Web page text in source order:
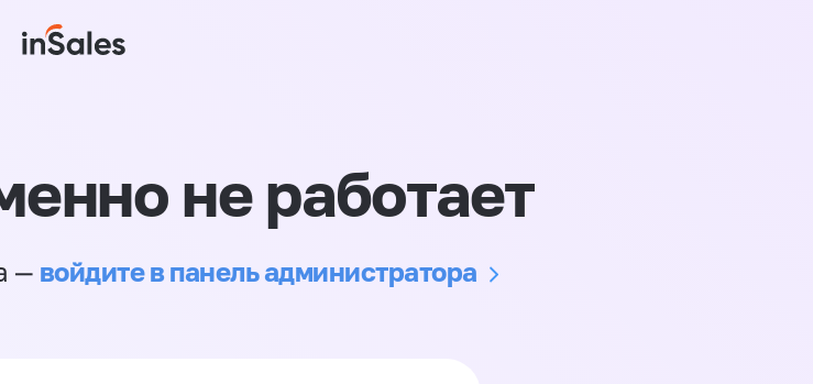
не работает
— войдите в панель администратора